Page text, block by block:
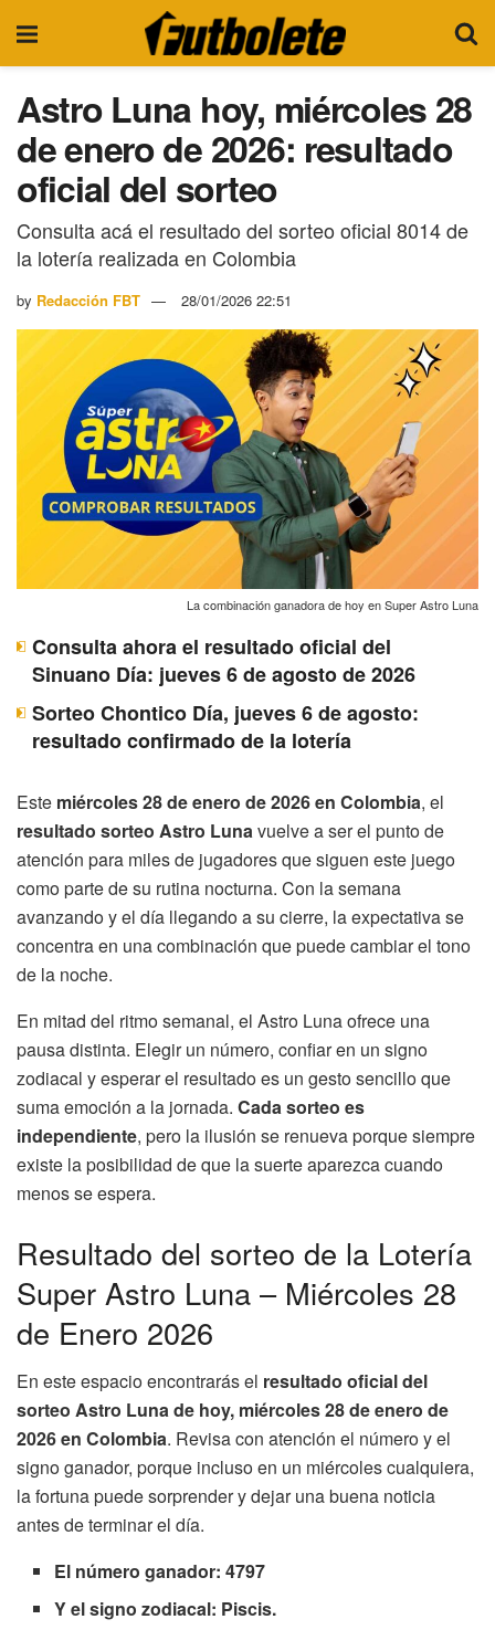
Astro Luna hoy, miércoles 28
de enero de 2026: resultado
oficial del sorteo
Consulta acá el resultado del sorteo oficial 8014 de
la lotería realizada en Colombia
by Redacción FBT 28/01/2026 22:51
La combinación ganadora de hoy en Super Astro Luna
Consulta ahora el resultado oficial del
Sinuano Día: jueves 6 de agosto de 2026
Sorteo Chontico Día, jueves 6 de agosto:
resultado confirmado de la lotería
Este miércoles 28 de enero de 2026 en Colombia, el
resultado sorteo Astro Lunavuelve a ser el punto de
atención para miles de jugadores que siguen este juego
como parte de su rutina nocturna. Con la semana
avanzando y el día llegando a su cierre, la expectativa se
concentra en una combinación que puede cambiar el tono
de la noche.
En mitad del ritmo semanal, el Astro Luna ofrece una
pausa distinta. Elegir un número, confiar en un signo
zodiacal y esperar el resultado es un gesto sencillo que
suma emoción a la jornada. Cada sorteo es
independiente, pero la ilusión se renueva porque siempre
existe la posibilidad de que la suerte aparezca cuando
menos se espera.
Resultado del sorteo de la Lotería
Super Astro Luna – Miércoles 28
de Enero 2026
En este espacio encontrarás el resultado oficial del
sorteo Astro Luna de hoy, miércoles 28 de enero de
2026 en Colombia. Revisa con atención el número y el
signo ganador, porque incluso en un miércoles cualquiera,
la fortuna puede sorprender y dejar una buena noticia
antes de terminar el día.
El número ganador: 4797
Y el signo zodiacal: Piscis.